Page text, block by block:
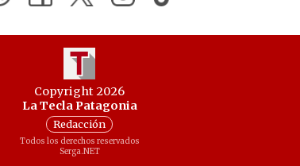
Copyright 2026
La Tecla Patagonia
Redacción
Todos los derechos reservados
Serga.NET